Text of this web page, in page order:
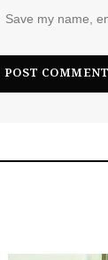
Save my name,